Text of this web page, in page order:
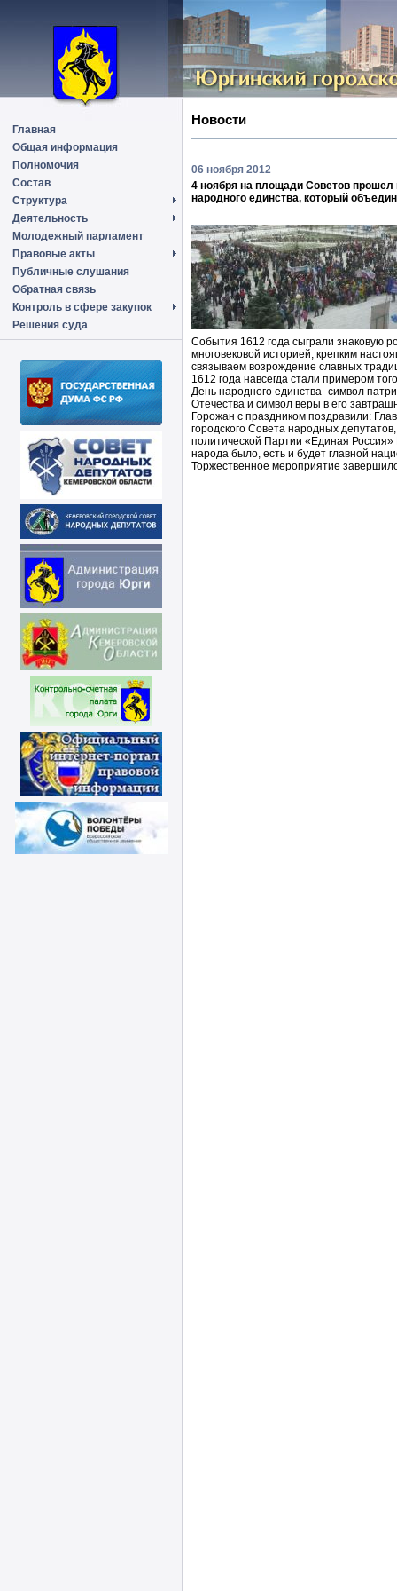
Главная
Общая информация
Полномочия
Состав
Структура
Деятельность
Молодежный парламент
Правовые акты
Публичные слушания
Обратная связь
Контроль в сфере закупок
Решения суда
Новости
06 ноября 2012
4 ноября на площади Советов
народного единства, который
События 1612 года сыграли знаковую
многовековой историей, крепким
связываем возрождение славных
1612 года навсегда стали примером
День народного единства -символ
Отечества и символ веры в его
Горожан с праздником поздравили:
городского Совета народных
политической Партии «Единая
народа было, есть и будет главной
Торжественное мероприятие